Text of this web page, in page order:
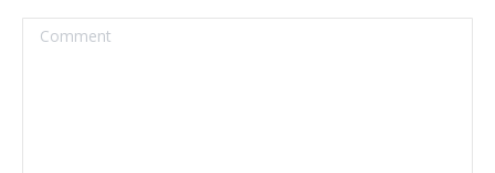
Comment